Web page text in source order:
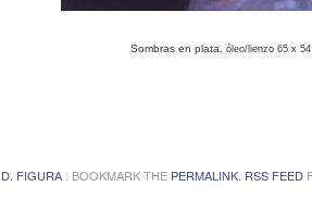
Sombras en plata. óleo/lienzo 65 x
D. FIGURA . BOOKMARK THE PERMALINK RSS FEED